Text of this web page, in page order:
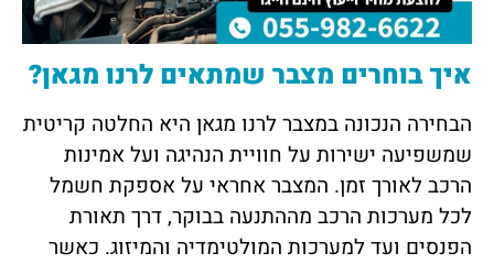
איך בוחרים מצבר שמתאים לרנו מגאן?
הבחירה הנכונה במצבר לרנו מגאן היא החלטה קריטית
שמשפיעה ישירות על חוויית הנהיגה ועל אמינות
הרכב לאורך זמן. המצבר אחראי על אספקת חשמל
לכל מערכות הרכב מההתנעה בבוקר, דרך תאורת
הפנסים ועד למערכות המולטימדיה והמיזוג. כאשר